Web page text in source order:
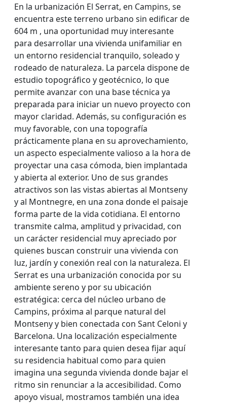
En la urbanización El Serrat, en Campins, se
encuentra este terreno urbano sin edificar de
604 m , una oportunidad muy interesante
para desarrollar una vivienda unifamiliar en
un entorno residencial tranquilo, soleado y
rodeado de naturaleza. La parcela dispone de
estudio topográfico y geotécnico, lo que
permite avanzar con una base técnica ya
preparada para iniciar un nuevo proyecto con
mayor claridad. Además, su configuración es
muy favorable, con una topografía
prácticamente plana en su aprovechamiento,
un aspecto especialmente valioso a la hora de
proyectar una casa cómoda, bien implantada
y abierta al exterior. Uno de sus grandes
atractivos son las vistas abiertas al Montseny
y al Montnegre, en una zona donde el paisaje
forma parte de la vida cotidiana. El entorno
transmite calma, amplitud y privacidad, con
un carácter residencial muy apreciado por
quienes buscan construir una vivienda con
luz, jardín y conexión real con la naturaleza. El
Serrat es una urbanización conocida por su
ambiente sereno y por su ubicación
estratégica: cerca del núcleo urbano de
Campins, próxima al parque natural del
Montseny y bien conectada con Sant Celoni y
Barcelona. Una localización especialmente
interesante tanto para quien desea fijar aquí
su residencia habitual como para quien
imagina una segunda vivienda donde bajar el
ritmo sin renunciar a la accesibilidad. Como
apoyo visual, mostramos también una idea